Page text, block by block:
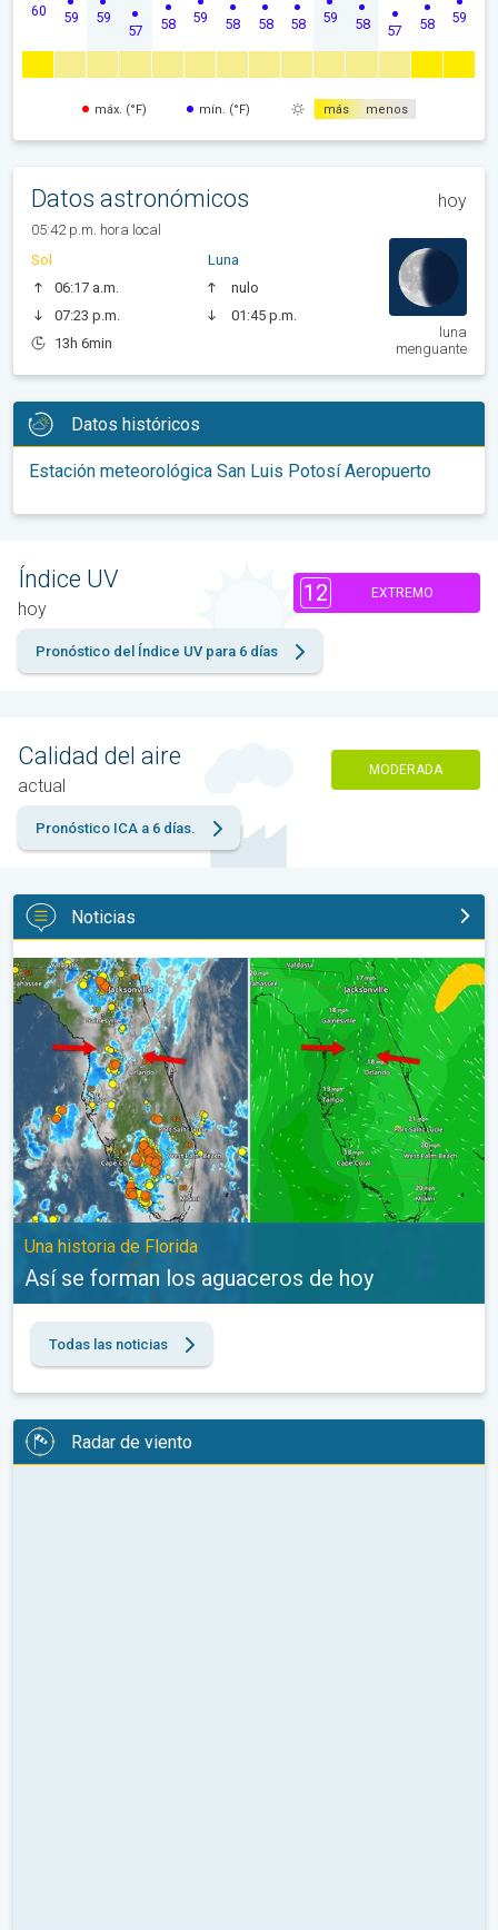
60 59 59
57 58 59 58 58 58 59 58 57 58 59
máx. (°F) mín. (°F) más menos
Datos astronómicos hoy
05:42 p.m. hora local
Sol
06:17 a.m.
07:23 p.m.
13h 6min
Luna
nulo
01:45 p.m.
luna
menguante
Datos históricos
Estación meteorológica San Luis Potosí Aeropuerto
Índice UV
hoy
12 EXTREMO
Pronóstico del Índice UV para 6 días
Calidad del aire
actual
MODERADA
Pronóstico ICA a 6 días.
Noticias
Así se forman los aguaceros de hoy. Una historia de Florida. . .
Una historia de Florida
Así se forman los aguaceros de hoy
Todas las noticias
Radar de viento